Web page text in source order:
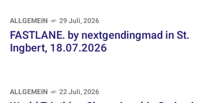
ALLGEMEIN 29 Juli, 2026
FASTLANE. by nextgendingmad in St.
Ingbert, 18.07.2026
ALLGEMEIN 22 Juli, 2026